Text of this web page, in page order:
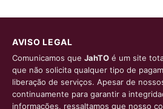
AVISO LEGAL
Comunicamos que JahTO é um site
que não solicita qualquer tipo de
liberação de serviços. Apesar de
continuamente para garantir a
informações, ressaltamos que nosso